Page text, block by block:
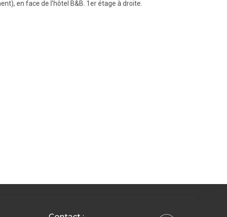
en face de l’hôtel B&B. 1er étage à droite.